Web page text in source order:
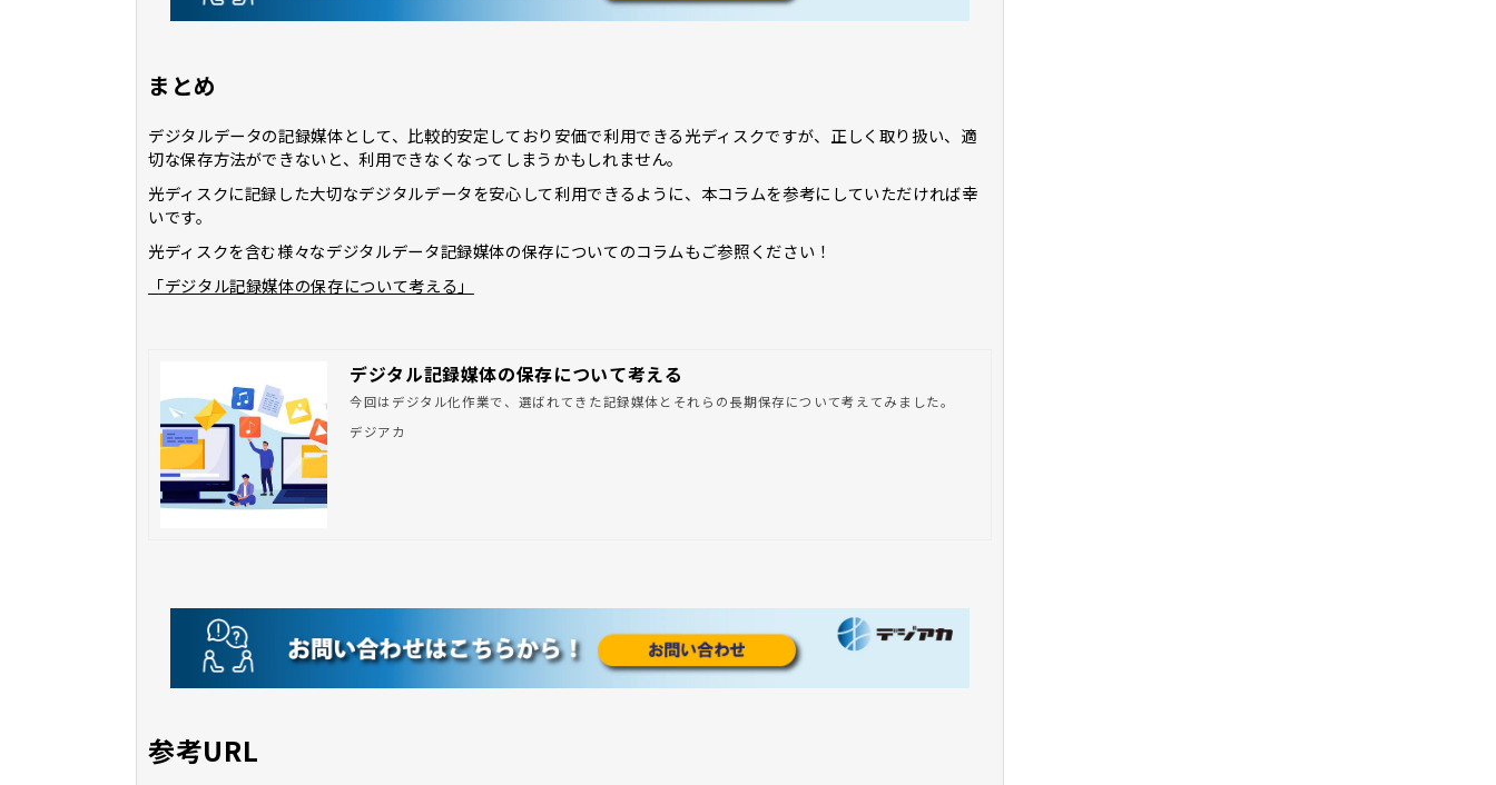
まとめ
デジタルデータの記録媒体として、比較的安定しており安価で利用できる光ディスクですが、正しく取り扱い、適
切な保存方法ができないと、利用できなくなってしまうかもしれません。
光ディスクに記録した大切なデジタルデータを安心して利用できるように、本コラムを参考にしていただければ幸
いです。
光ディスクを含む様々なデジタルデータ記録媒体の保存についてのコラムもご参照ください！
「デジタル記録媒体の保存について考える」
デジタル記録媒体の保存について考える
今回はデジタル化作業で、選ばれてきた記録媒体とそれらの長期保存について考えてみました。
デジアカ
参考URL